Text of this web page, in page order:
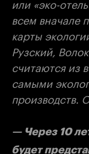
всем вначале
карты
Рузский,
считаются из
самыми
производств.
— Через 10
будет